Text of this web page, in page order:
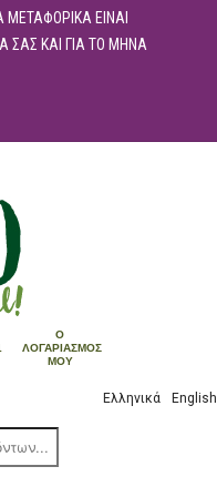
ΜΕΤΑΦΟΡΙΚΑ ΕΙΝΑΙ
ΣΑΣ ΚΑΙ ΓΙΑ ΤΟ ΜΗΝΑ
Ο
ΛΟΓΑΡΙΑΣΜΌΣ
ΜΟΥ
Ελληνικά English